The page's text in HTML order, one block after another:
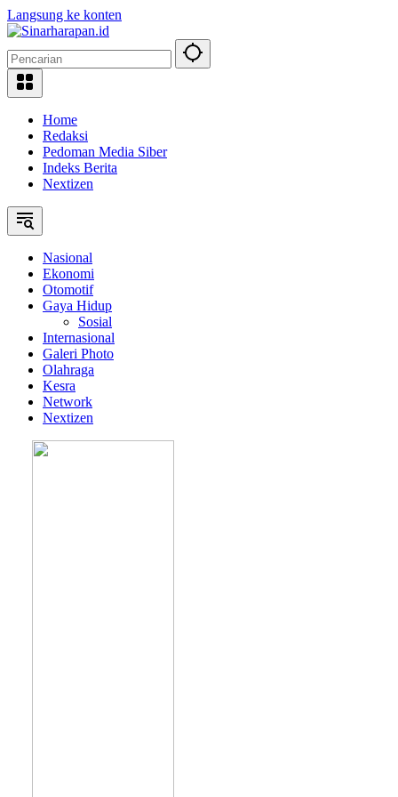
Langsung ke konten
Home
Redaksi
Pedoman Media Siber
Indeks Berita
Nextizen
Nasional
Ekonomi
Otomotif
Gaya Hidup
Sosial
Internasional
Galeri Photo
Olahraga
Kesra
Network
Nextizen